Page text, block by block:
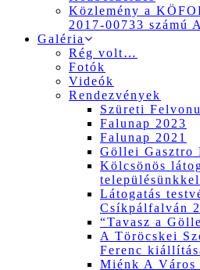
Közlemény a
2017-00733 számú
Galéria
Rég volt…
Fotók
Videók
Rendezvények
Szüreti
Falunap 2023
Falunap 2021
Göllei Gasztro
Kölcsönös
Látogatás
Csíkpálfalván
“Tavasz a
A Töröcskei
Ferenc
Miénk A Város